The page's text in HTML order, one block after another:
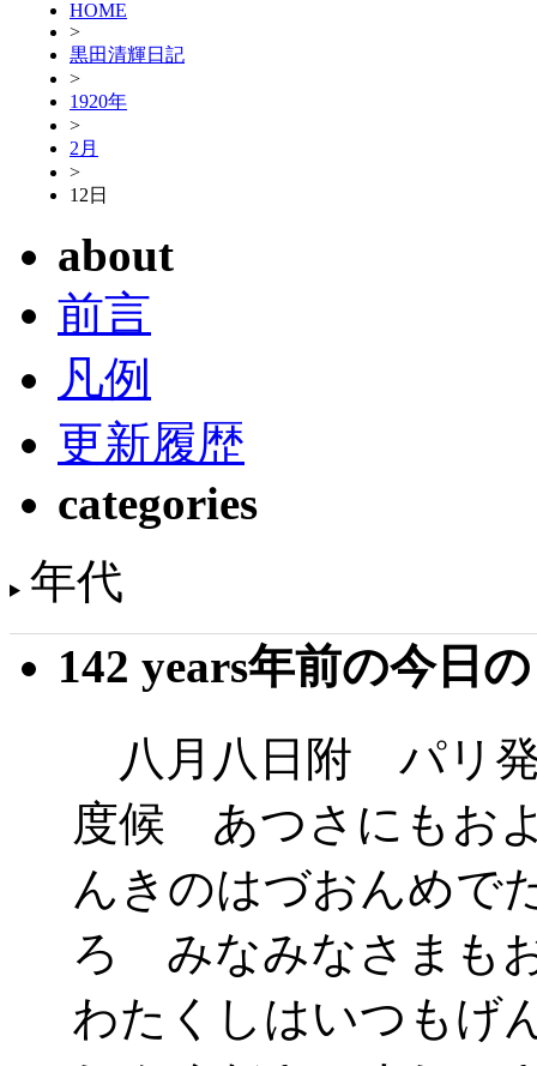
HOME
>
黒田清輝日記
>
1920年
>
2月
>
12日
about
前言
凡例
更新履歴
categories
年代
142 years年前の今日
八月八日附 パリ
度候 あつさにもお
んきのはづおんめで
ろ みなみなさま
わたくしはいつもげ